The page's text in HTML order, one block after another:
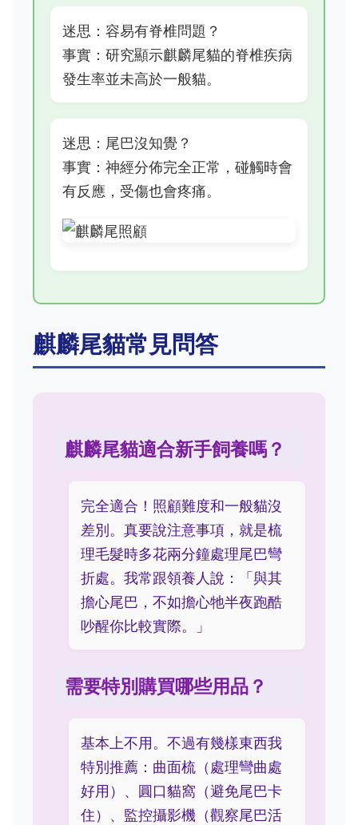
迷思：容易有脊椎問題？
事實：研究顯示麒麟尾貓的脊椎疾病
發生率並未高於一般貓。
迷思：尾巴沒知覺？
事實：神經分佈完全正常，碰觸時會
有反應，受傷也會疼痛。
麒麟尾貓常見問答
麒麟尾貓適合新手飼養嗎？
完全適合！照顧難度和一般貓沒
差別。真要說注意事項，就是梳
理毛髮時多花兩分鐘處理尾巴彎
折處。我常跟領養人說：「與其
擔心尾巴，不如擔心牠半夜跑酷
吵醒你比較實際。」
需要特別購買哪些用品？
基本上不用。不過有幾樣東西我
特別推薦：曲面梳（處理彎曲處
好用）、圓口貓窩（避免尾巴卡
住）、監控攝影機（觀察尾巴活